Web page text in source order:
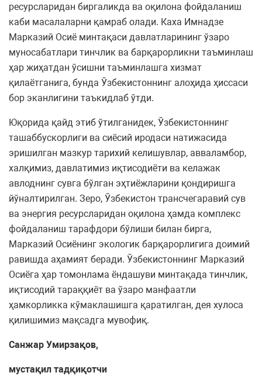
ресурсларидан биргаликда ва оқилона фойдаланиш
каби масалаларни қамраб олади. Каха Имнадзе
Марказий Осиё минтақаси давлатларининг ўзаро
муносабатлари тинчлик ва барқарорликни таъминлаш
ҳар жиҳатдан ўсишни таъминлашга хизмат
қилаётганига, бунда Ўзбекистоннинг алоҳида ҳиссаси
бор эканлигини таъкидлаб ўтди.
Юқорида қайд этиб ўтилганидек, Ўзбекистоннинг
ташаббускорлиги ва сиёсий иродаси натижасида
эришилган мазкур тарихий келишувлар, авваламбор,
халқимиз, давлатимиз иқтисодиёти ва келажак
авлоднинг сувга бўлган эҳтиёжларини қондиришга
йўналтирилган. Зеро, Ўзбекистон трансчегаравий сув
ва энергия ресурсларидан оқилона ҳамда комплекс
фойдаланиш тарафдори бўлиши билан бирга,
Марказий Осиёнинг экологик барқарорлигига доимий
равишда аҳамият беради. Ўзбекистоннинг Марказий
Осиёга ҳар томонлама ёндашуви минтақада тинчлик,
иқтисодий тараққиёт ва ўзаро манфаатли
ҳамкорликка кўмаклашишга қаратилган, дея хулоса
қилишимиз мақсадга мувофиқ.
Санжар Умирзақов,
мустақил тадқиқотчи